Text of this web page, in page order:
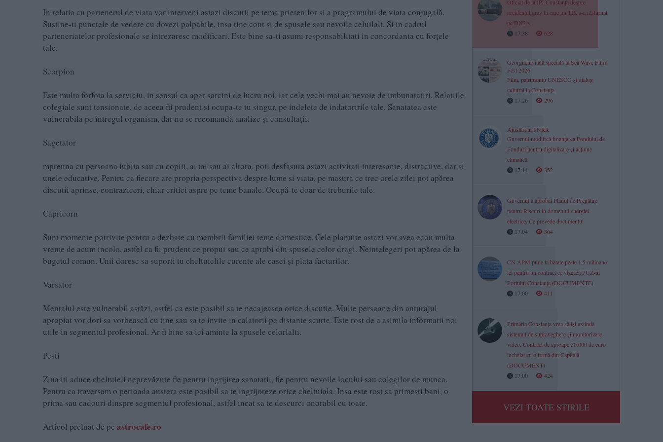
In relatia cu partenerul de viata vor interveni astazi discutii pe tema prietenilor si a programului de viata conjugală.
Sustine-ti punctele de vedere cu dovezi palpabile, insa tine cont si de spusele sau nevoile celuilalt. Si in cadrul
parteneriatelor profesionale se intrezaresc modificari. Este bine sa-ti asumi responsabilitati in concordanta cu forțele
tale.
Scorpion
Este multa forfota la serviciu, in sensul ca apar sarcini de lucru noi, iar cele vechi mai au nevoie de imbunatatiri. Relatiile
colegiale sunt tensionate, de aceea fii prudent si ocupa-te tu singur, pe indelete de indatoririle tale. Sanatatea este
vulnerabila pe întregul organism, dar nu se recomandă analize și consultații.
Sagetator
mpreuna cu persoana iubita sau cu copiii, ai tai sau ai altora, poti desfasura astazi activitati interesante, distractive, dar si
unele educative. Pentru ca fiecare are propria perspectiva despre lume si viata, pe masura ce trec orele zilei pot apărea
discutii aprinse, contraziceri, chiar critici aspre pe teme banale. Ocupă-te doar de treburile tale.
Capricorn
Sunt momente potrivite pentru a dezbate cu membrii familiei teme domestice. Cele planuite astazi vor avea ecou multa
vreme de acum incolo, astfel ca fii prudent ce propui sau ce aprobi din spusele celor dragi. Neintelegeri pot apărea de la
bugetul comun. Unii doresc sa suporti tu cheltuielile curente ale casei și plata facturilor.
Varsator
Mentalul este vulnerabil astăzi, astfel ca este posibil sa te necajeasca orice discutie. Multe persoane din anturajul
apropiat vor dori sa vorbească cu tine sau sa te invite in calatorii pe distante scurte. Este rost de a asimila informatii noi
utile in segmentul profesional. Ar fi bine sa iei aminte la spusele celorlalti.
Pesti
Ziua iti aduce cheltuieli neprevăzute fie pentru ingrijirea sanatatii, fie pentru nevoile locului sau colegilor de munca.
Pentru ca traversam o perioada austera este posibil sa te ingrijoreze orice cheltuiala. Insa este rost sa primesti bani, o
prima sau cadouri dinspre segmentul profesional, astfel incat sa te descurci onorabil cu toate.
Articol preluat de pe astrocafe.ro
Oficial de la IPJ Constanța despre
accidentul grav în care un TIR s-a răsturnat
pe DN2A
17:38
628
Georgia,invitată specială la Sea Wave Film
Fest 2026
Film, patrimoniu UNESCO și dialog
cultural la Constanța
17:26
296
Ajustări în PNRR
Guvernul modifică finanțarea Fondului de
Fonduri pentru digitalizare și acțiune
climatică
17:14
352
Guvernul a aprobat Planul de Pregătire
pentru Riscuri în domeniul energiei
electrice. Ce prevede documentul
17:04
364
CN APM pune la bătaie peste 1,5 milioane
lei pentru un contract ce vizează PUZ-ul
Portului Constanța (DOCUMENTE)
17:00
411
Primăria Constanța vrea să își extindă
sistemul de supraveghere și monitorizare
video. Contract de aproape 50.000 de euro
încheiat cu o firmă din Capitală
(DOCUMENT)
17:00
424
VEZI TOATE STIRILE